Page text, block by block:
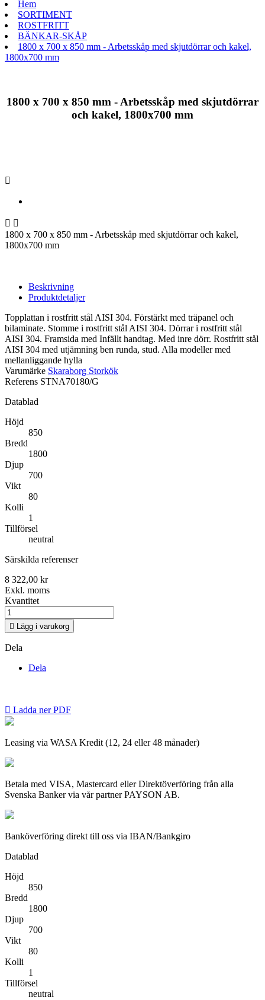
Hem
SORTIMENT
ROSTFRITT
BÄNKAR-SKÅP
1800 x 700 x 850 mm - Arbetsskåp med skjutdörrar och kakel,
1800x700 mm
1800 x 700 x 850 mm - Arbetsskåp med skjutdörrar
och kakel, 1800x700 mm

 
1800 x 700 x 850 mm - Arbetsskåp med skjutdörrar och kakel,
1800x700 mm
Beskrivning
Produktdetaljer
Topplattan i rostfritt stål AISI 304. Förstärkt med träpanel och
bilaminate. Stomme i rostfritt stål AISI 304. Dörrar i rostfritt stål
AISI 304. Framsida med Infällt handtag. Med inre dörr. Rostfritt stål
AISI 304 med utjämning ben runda, stud. Alla modeller med
mellanliggande hylla
Varumärke Skaraborg Storkök
Referens STNA70180/G
Datablad
Höjd
850
Bredd
1800
Djup
700
Vikt
80
Kolli
1
Tillförsel
neutral
Särskilda referenser
8 322,00 kr
Exkl. moms
Kvantitet
 Lägg i varukorg
Dela
Dela
 Ladda ner PDF
Leasing via WASA Kredit (12, 24 eller 48 månader)
Betala med VISA, Mastercard eller Direktöverföring från alla
Svenska Banker via vår partner PAYSON AB.
Banköverföring direkt till oss via IBAN/Bankgiro
Datablad
Höjd
850
Bredd
1800
Djup
700
Vikt
80
Kolli
1
Tillförsel
neutral